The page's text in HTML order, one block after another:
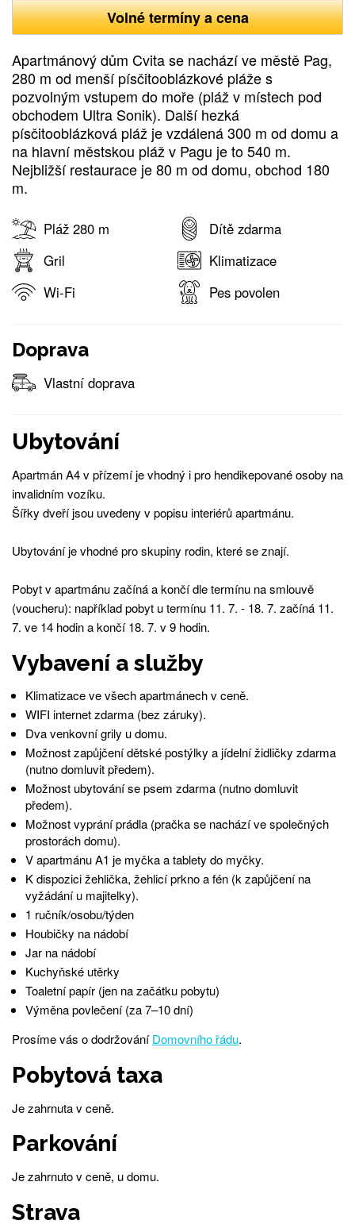
Volné termíny a cena
Apartmánový dům Cvita se nachází ve městě Pag,
280 m od menší písčitooblázkové pláže s
pozvolným vstupem do moře (pláž v místech pod
obchodem Ultra Sonik). Další hezká
písčitooblázková pláž je vzdálená 300 m od domu a
na hlavní městskou pláž v Pagu je to 540 m.
Nejbližší restaurace je 80 m od domu, obchod 180
m.
Pláž 280 m
Dítě zdarma
Gril
Klimatizace
Wi-Fi
Pes povolen
Doprava
Vlastní doprava
Ubytování
Apartmán A4 v přízemí je vhodný i pro hendikepované osoby na
invalidním vozíku.
Šířky dveří jsou uvedeny v popisu interiérů apartmánu.
Ubytování je vhodné pro skupiny rodin, které se znají.
Pobyt v apartmánu začíná a končí dle termínu na smlouvě
(voucheru): například pobyt u termínu 11. 7. - 18. 7. začíná 11.
7. ve 14 hodin a končí 18. 7. v 9 hodin.
Vybavení a služby
Klimatizace ve všech apartmánech v ceně.
WIFI internet zdarma (bez záruky).
Dva venkovní grily u domu.
Možnost zapůjčení dětské postýlky a jídelní židličky zdarma
(nutno domluvit předem).
Možnost ubytování se psem zdarma (nutno domluvit
předem).
Možnost vyprání prádla (pračka se nachází ve společných
prostorách domu).
V apartmánu A1 je myčka a tablety do myčky.
K dispozici žehlička, žehlicí prkno a fén (k zapůjčení na
vyžádání u majitelky).
1 ručník/osobu/týden
Houbičky na nádobí
Jar na nádobí
Kuchyňské utěrky
Toaletní papír (jen na začátku pobytu)
Výměna povlečení (za 7–10 dní)
Prosíme vás o dodržováníDomovního řádu.
Pobytová taxa
Je zahrnuta v ceně.
Parkování
Je zahrnuto v ceně, u domu.
Strava